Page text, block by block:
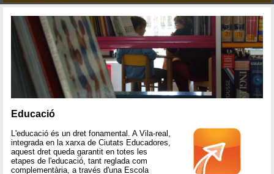
Educació
L'educació és un dret fonamental. A Vila-real,
integrada en la xarxa de Ciutats Educadores,
aquest dret queda garantit en totes les
etapes de l'educació, tant reglada com
complementària, a través d'una Escola